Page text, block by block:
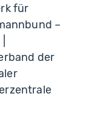
für
–
der